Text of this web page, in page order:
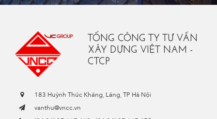
TỔNG CÔNG TY TƯ VẤN
XÂY DỰNG VIỆT NAM -
CTCP
183 Huỳnh Thúc Kháng, Láng, TP Hà Nội
vanthu@vncc.vn